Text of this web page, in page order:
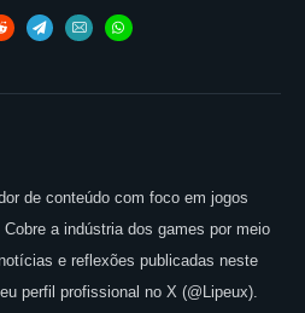
de conteúdo com foco em jogos
Cobre a indústria dos games por meio
e reflexões publicadas neste
perfil profissional no X (@Lipeux).